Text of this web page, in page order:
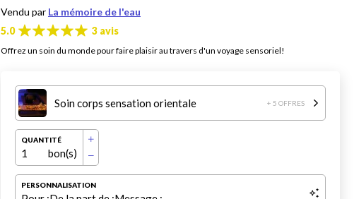
Vendu par La mémoire de l'eau
5.0
3 avis
Offrez un soin du monde pour faire plaisir au travers d'un voyage sensoriel!
Soin corps sensation orientale + 5 OFFRES
QUANTITÉ
1 bon(s)
PERSONNALISATION